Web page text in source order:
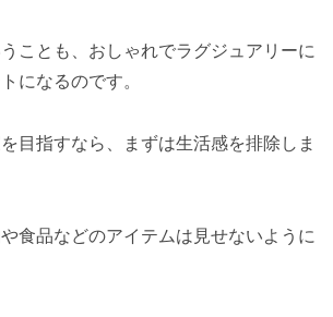
ことも、おしゃれでラグジュアリーに
になるのです。
目指すなら、まずは生活感を排除しま
食品などのアイテムは見せないように